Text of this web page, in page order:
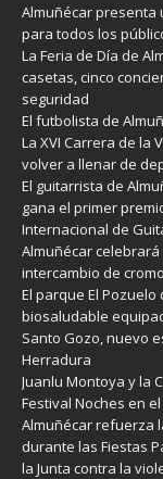
Almuñécar presenta
para todos los
La Feria de Día de
casetas, cinco
seguridad
El futbolista de
La XVI Carrera de la
volver a llenar de
El guitarrista de
gana el primer
Internacional de
Almuñécar
intercambio de
El parque El
biosaludable
Santo Gozo, nuevo
Herradura
Juanlu Montoya y la
Festival Noches en
Almuñécar refuerza
durante las Fiestas
la Junta contra la